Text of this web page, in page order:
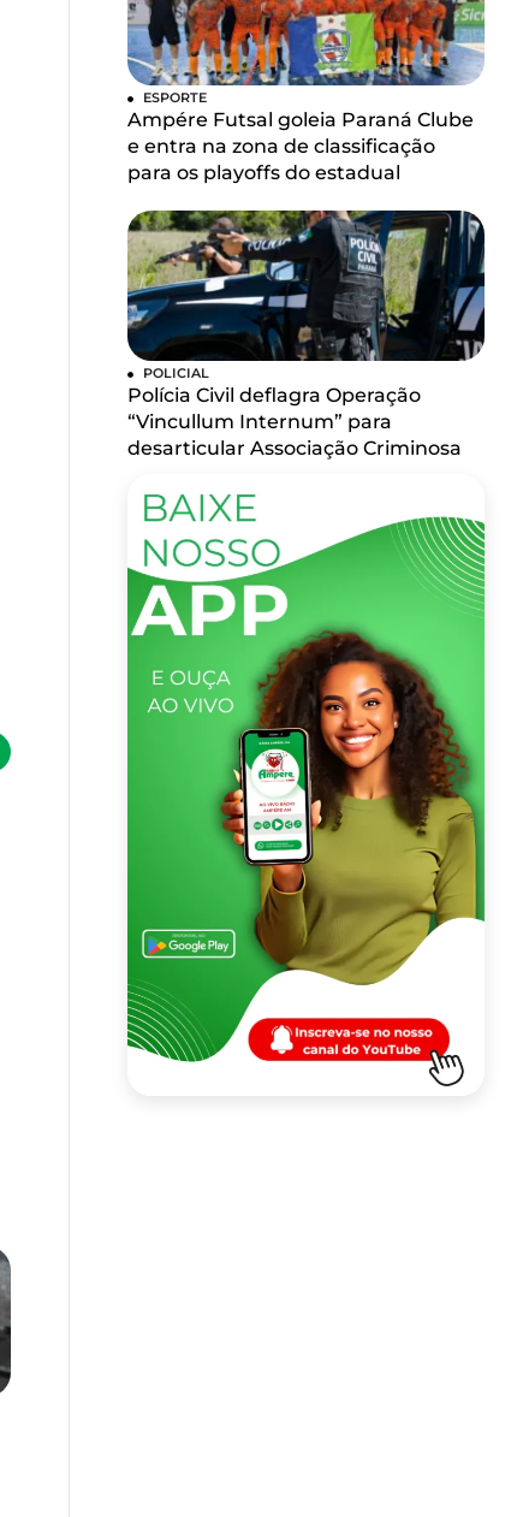
ESPORTE
Ampére Futsal goleia Paraná Clube
e entra na zona de classificação
para os playoffs do estadual
POLICIAL
Polícia Civil deflagra Operação
“Vincullum Internum” para
desarticular Associação Criminosa